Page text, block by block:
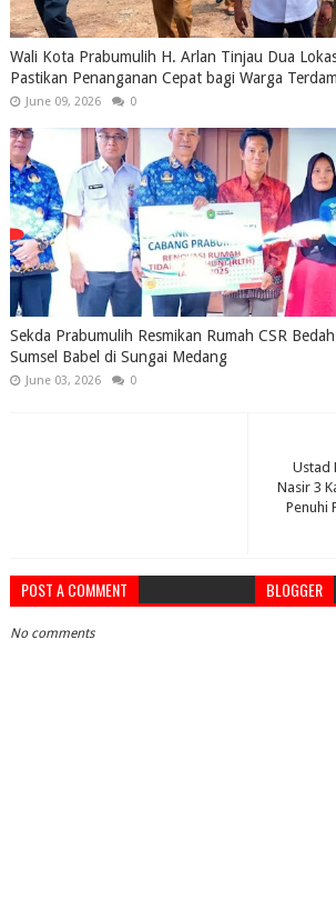
Wali Kota Prabumulih H. Arlan Tinjau Dua
Pastikan Penanganan Cepat bagi Warga
June 09, 2026 0
Sekda Prabumulih Resmikan Rumah CSR
Sumsel Babel di Sungai Medang
June 03, 2026 0
Ustad
Nasir 3
Penuhi
POST A COMMENT BLOGGER
No comments